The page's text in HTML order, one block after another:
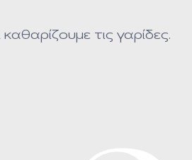
τις γαρίδες.